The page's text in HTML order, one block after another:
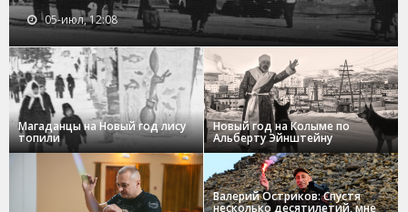
05-июл, 12:08
Магаданцы на Новый год лису
топили
Новый год на Колыме по
Альберту Эйнштейну
Валерий Остриков: Спустя
несколько десятилетий, мне